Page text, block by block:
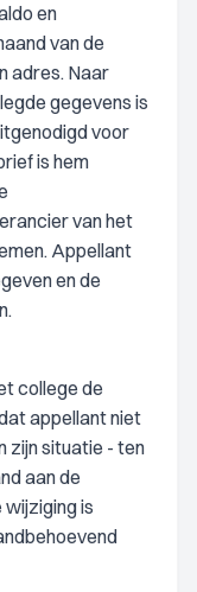
en
van de
adres. Naar
gegevens is
voor
is hem
van het
Appellant
en de
college de
appellant niet
zijn situatie - ten
aan de
is